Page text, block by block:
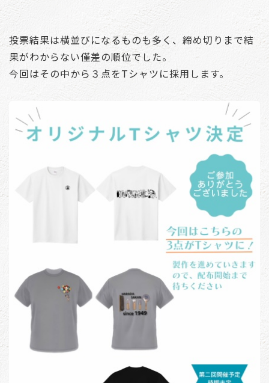
投票結果は横並びになるものも多く、締め切りまで結
果がわからない僅差の順位でした。
今回はその中から３点をTシャツに採用します。